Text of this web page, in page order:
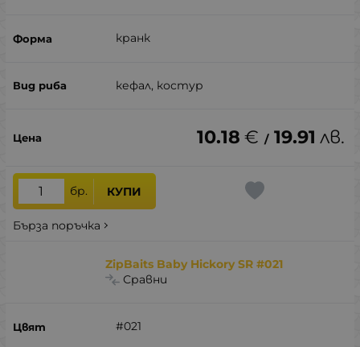
кранк
кефал, костур
10.18 € / 19.91 лв.
бр. КУПИ
Бърза поръчка
ZipBaits Baby Hickory SR #021
Сравни
#021